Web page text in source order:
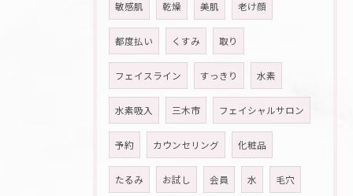
敏感肌 乾燥 美肌 老け顔
都度払い くすみ 取り
フェイスライン すっきり 水素
水素吸入 三木市 フェイシャルサロン
予約 カウンセリング 化粧品
たるみ お試し 会員 水 毛穴